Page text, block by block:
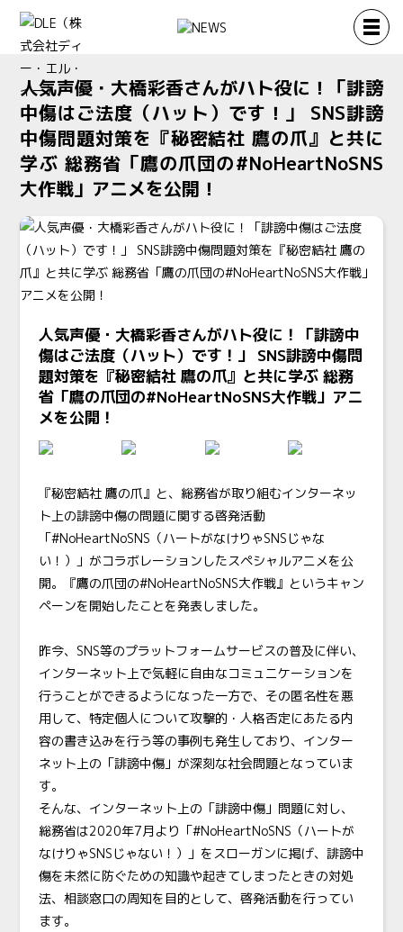
人気声優・大橋彩香さんがハト役に！「誹謗
中傷はご法度（ハット）です！」 SNS誹謗
中傷問題対策を『秘密結社 鷹の爪』と共に
学ぶ 総務省「鷹の爪団の#NoHeartNoSNS
大作戦」アニメを公開！
人気声優・大橋彩香さんがハト役に！「誹謗中
傷はご法度（ハット）です！」 SNS誹謗中傷問
題対策を『秘密結社 鷹の爪』と共に学ぶ 総務
省「鷹の爪団の#NoHeartNoSNS大作戦」アニ
メを公開！
『秘密結社 鷹の爪』と、総務省が取り組むインターネッ
ト上の誹謗中傷の問題に関する啓発活動
「#NoHeartNoSNS（ハートがなけりゃSNSじゃな
い！）」がコラボレーションしたスペシャルアニメを公
開。『鷹の爪団の#NoHeartNoSNS大作戦』というキャン
ペーンを開始したことを発表しました。
昨今、SNS等のプラットフォームサービスの普及に伴い、
インターネット上で気軽に自由なコミュニケーションを
行うことができるようになった一方で、その匿名性を悪
用して、特定個人について攻撃的・人格否定にあたる内
容の書き込みを行う等の事例も発生しており、インター
ネット上の「誹謗中傷」が深刻な社会問題となっていま
す。
そんな、インターネット上の「誹謗中傷」問題に対し、
総務省は2020年7月より「#NoHeartNoSNS（ハートが
なけりゃSNSじゃない！）」をスローガンに掲げ、誹謗中
傷を未然に防ぐための知識や起きてしまったときの対処
法、相談窓口の周知を目的として、啓発活動を行ってい
ます。